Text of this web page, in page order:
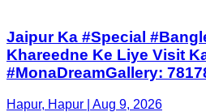
Jaipur Ka #Special
Khareedne Ke Liye Visit
#MonaDreamGallery:
Hapur, Hapur | Aug 9, 2026